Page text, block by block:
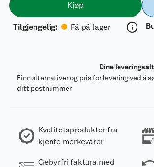
Kjøp
Tilgjengelig: Få på lager
Dine
Finn alternativer og pris for levering ved å
ditt postnummer
Kvalitetsprodukter fra
kjente merkevarer
Gebyrfri faktura med